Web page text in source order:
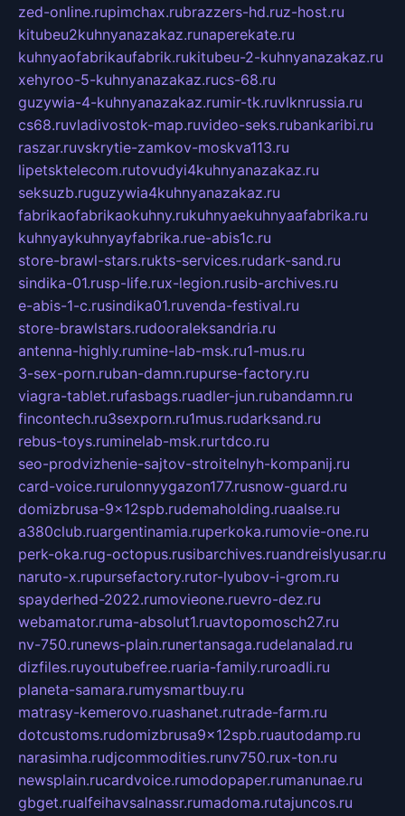
zed-online.rupimchax.rubrazzers-hd.ruz-host.ru
kitubeu2kuhnyanazakaz.runaperekate.ru
kuhnyaofabrikaufabrik.rukitubeu-2-kuhnyanazakaz.ru
xehyroo-5-kuhnyanazakaz.rucs-68.ru
guzywia-4-kuhnyanazakaz.rumir-tk.ruvlknrussia.ru
cs68.ruvladivostok-map.ruvideo-seks.rubankaribi.ru
raszar.ruvskrytie-zamkov-moskva113.ru
lipetsktelecom.rutovudyi4kuhnyanazakaz.ru
seksuzb.ruguzywia4kuhnyanazakaz.ru
fabrikaofabrikaokuhny.rukuhnyaekuhnyaafabrika.ru
kuhnyaykuhnyayfabrika.rue-abis1c.ru
store-brawl-stars.rukts-services.rudark-sand.ru
sindika-01.rusp-life.rux-legion.rusib-archives.ru
e-abis-1-c.rusindika01.ruvenda-festival.ru
store-brawlstars.rudooraleksandria.ru
antenna-highly.rumine-lab-msk.ru1-mus.ru
3-sex-porn.ruban-damn.rupurse-factory.ru
viagra-tablet.rufasbags.ruadler-jun.rubandamn.ru
fincontech.ru3sexporn.ru1mus.rudarksand.ru
rebus-toys.ruminelab-msk.rurtdco.ru
seo-prodvizhenie-sajtov-stroitelnyh-kompanij.ru
card-voice.rurulonnyygazon177.rusnow-guard.ru
domizbrusa-9x12spb.rudemaholding.ruaalse.ru
a380club.ruargentinamia.ruperkoka.rumovie-one.ru
perk-oka.rug-octopus.rusibarchives.ruandreislyusar.ru
naruto-x.rupursefactory.rutor-lyubov-i-grom.ru
spayderhed-2022.rumovieone.ruevro-dez.ru
webamator.ruma-absolut1.ruavtopomosch27.ru
nv-750.runews-plain.runertansaga.rudelanalad.ru
dizfiles.ruyoutubefree.ruaria-family.ruroadli.ru
planeta-samara.rumysmartbuy.ru
matrasy-kemerovo.ruashanet.rutrade-farm.ru
dotcustoms.rudomizbrusa9x12spb.ruautodamp.ru
narasimha.rudjcommodities.runv750.rux-ton.ru
newsplain.rucardvoice.rumodopaper.rumanunae.ru
gbget.rualfeihavsalnassr.rumadoma.rutajuncos.ru